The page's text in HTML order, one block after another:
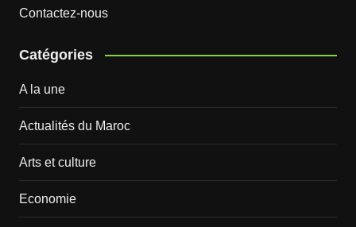
Contactez-nous
Catégories
A la une
Actualités du Maroc
Arts et culture
Economie